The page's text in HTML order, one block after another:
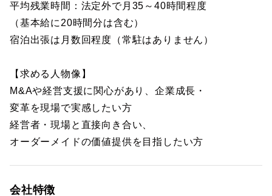
平均残業時間：法定外で月35～40時間程度
（基本給に20時間分は含む）
宿泊出張は月数回程度（常駐はありません）
【求める人物像】
M&Aや経営支援に関心があり、企業成長・
変革を現場で実感したい方
経営者・現場と直接向き合い、
オーダーメイドの価値提供を目指したい方
会社特徴